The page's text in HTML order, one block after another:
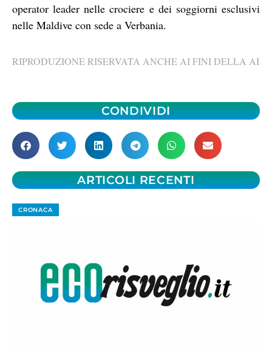
operator leader nelle crociere e dei soggiorni esclusivi
nelle Maldive con sede a Verbania.
RIPRODUZIONE RISERVATA ANCHE AI FINI DELLA AI
CONDIVIDI
ARTICOLI RECENTI
CRONACA